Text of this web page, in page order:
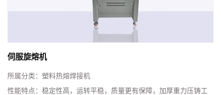
伺服旋熔机
所属分类： 塑料热熔焊接机
性能特点： 稳定性高，运转平稳，质量更有保障，加厚重力压铸工